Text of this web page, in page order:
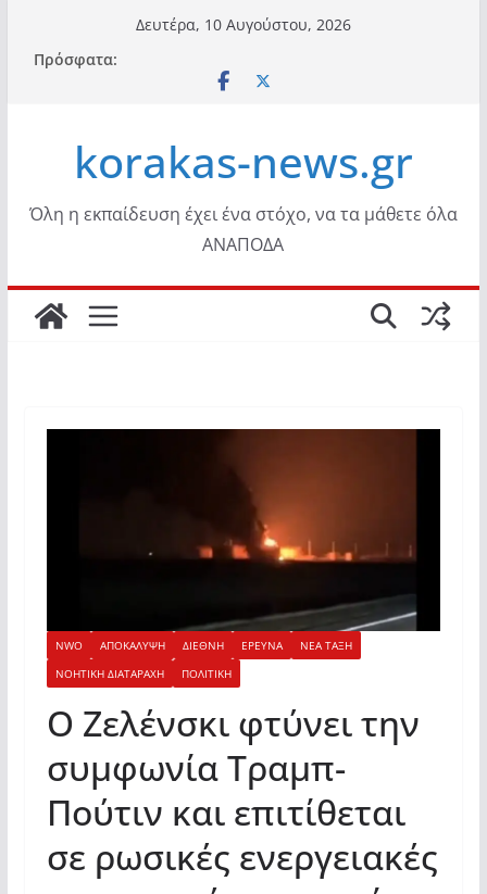
περιεχόμενο
Δευτέρα, 10 Αυγούστου, 2026
Πρόσφατα:
korakas-news.gr
Όλη η εκπαίδευση έχει ένα στόχο, να τα μάθετε όλα
ΑΝΑΠΟΔΑ
NWO ΑΠΟΚΑΛΥΨΗ ΔΙΕΘΝΗ ΕΡΕΥΝΑ
ΝΕΑ ΤΑΞΗ
ΝΟΗΤΙΚΗ ΔΙΑΤΑΡΑΧΗ
ΠΟΛΙΤΙΚΗ
Ο Ζελένσκι φτύνει την
συμφωνία Τραμπ-
Πούτιν και επιτίθεται
σε ρωσικές ενεργειακές